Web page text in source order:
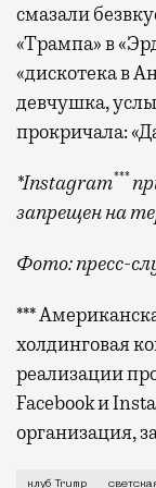
смазали
«Трампа» в
«дискотека в
девчушка,
прокричала:
*Instagram***
запрещен на
Фото: пресс-
***
холдинговая
реализации
Facebook и
организация,
клуб Trump